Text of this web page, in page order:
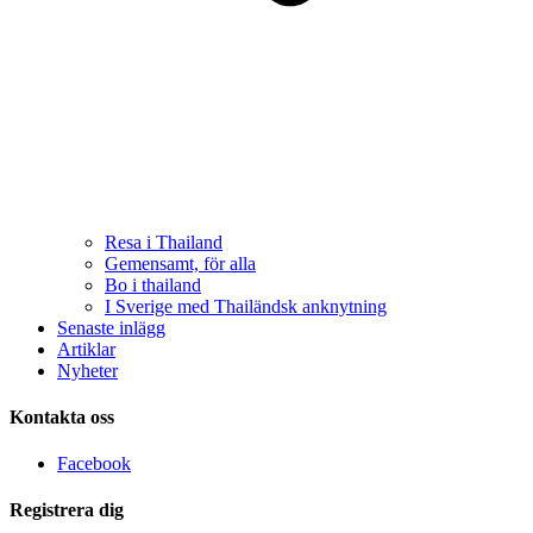
Resa i Thailand
Gemensamt, för alla
Bo i thailand
I Sverige med Thailändsk anknytning
Senaste inlägg
Artiklar
Nyheter
Kontakta oss
Facebook
Registrera dig